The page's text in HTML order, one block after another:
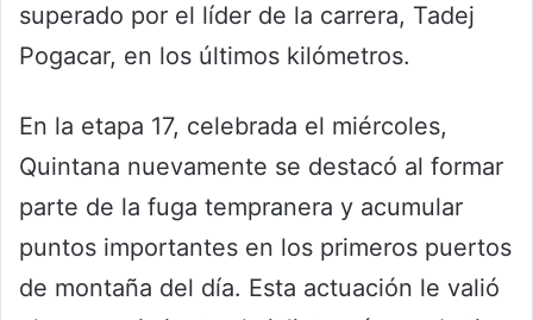
superado por el líder de la carrera, Tadej
Pogacar, en los últimos kilómetros.
En la etapa 17, celebrada el miércoles,
Quintana nuevamente se destacó al formar
parte de la fuga tempranera y acumular
puntos importantes en los primeros puertos
de montaña del día. Esta actuación le valió